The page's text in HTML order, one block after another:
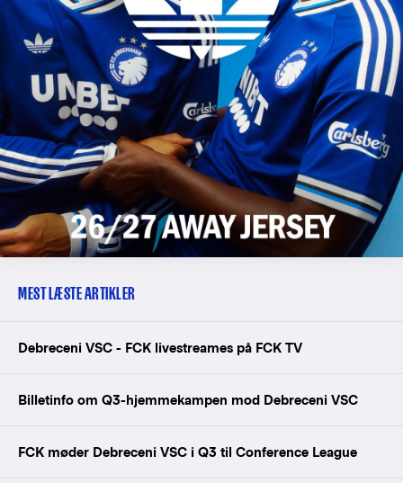
MEST LÆSTE ARTIKLER
Debreceni VSC - FCK livestreames på FCK TV
Billetinfo om Q3-hjemmekampen mod Debreceni VSC
FCK møder Debreceni VSC i Q3 til Conference League